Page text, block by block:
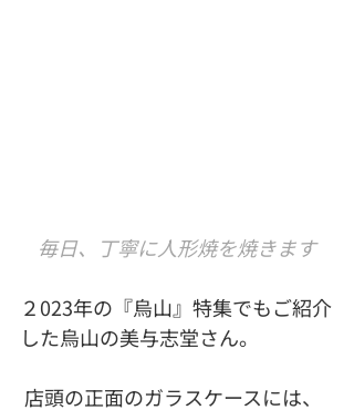
毎日、丁寧に人形焼を焼きます
２023年の『烏山』特集でもご紹介
した烏山の美与志堂さん。